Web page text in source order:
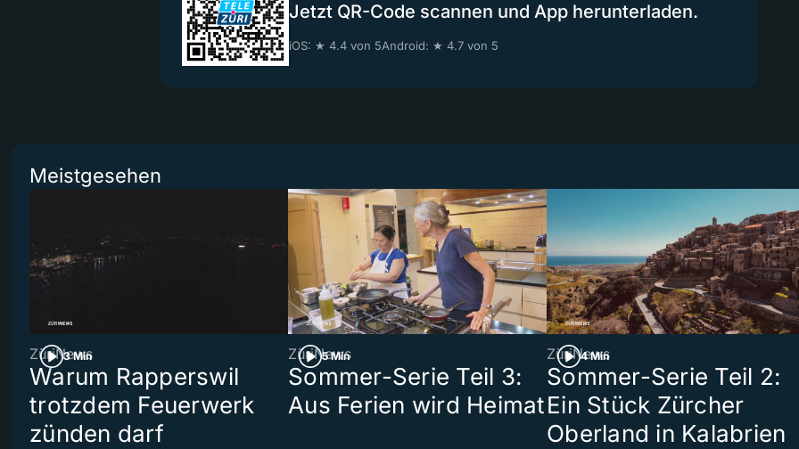
Jetzt QR-Code scannen und App herunterladen.
iOS: ★ 4.4 von 5Android: ★ 4.7 von 5
Meistgesehen
3 Min
ZüriNews
Warum Rapperswil
trotzdem Feuerwerk
zünden darf
5 Min
ZüriNews
Sommer-Serie Teil 3:
Aus Ferien wird Heimat
4 Min
ZüriNews
Sommer-Serie Teil 2:
Ein Stück Zürcher
Oberland in Kalabrien